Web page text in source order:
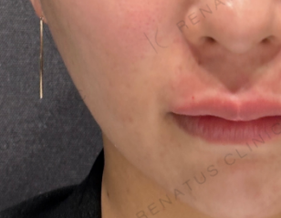
スネコス
リジュラン
ゴウリ
糸リフト
目の下のクマ取り
その他